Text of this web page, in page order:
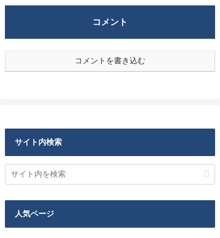
コメント
コメントを書き込む
サイト内検索
人気ページ